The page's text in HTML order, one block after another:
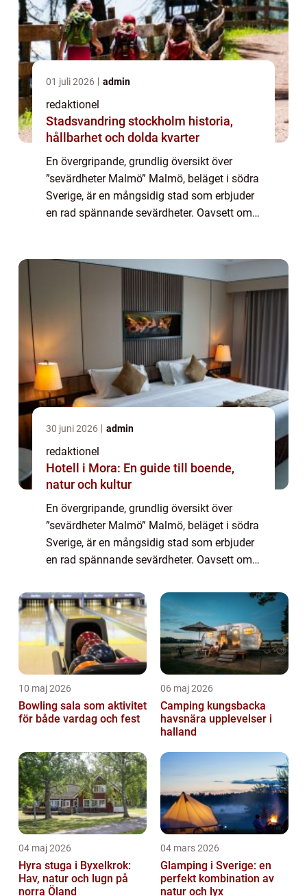
01 juli 2026 admin
redaktionel
Stadsvandring stockholm historia,
hållbarhet och dolda kvarter
En övergripande, grundlig översikt över
”sevärdheter Malmö” Malmö, beläget i södra
Sverige, är en mångsidig stad som erbjuder
en rad spännande sevärdheter. Oavsett om
30 juni 2026 admin
redaktionel
Hotell i Mora: En guide till boende,
natur och kultur
En övergripande, grundlig översikt över
”sevärdheter Malmö” Malmö, beläget i södra
Sverige, är en mångsidig stad som erbjuder
en rad spännande sevärdheter. Oavsett om
natur, kommer du hitta någo...
10 maj 2026
Bowling sala som aktivitet
för både vardag och fest
06 maj 2026
Camping kungsbacka
havsnära upplevelser i
halland
04 maj 2026
Hyra stuga i Byxelkrok:
Hav, natur och lugn på
norra Öland
04 mars 2026
Glamping i Sverige: en
perfekt kombination av
natur och lyx